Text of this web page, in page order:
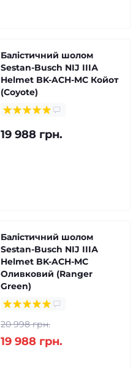
Балістичний шолом
Sestan-Busch NIJ IIIА
Helmet BK-ACH-MC Койот
(Coyote)
19 988 грн.
Балістичний шолом
Sestan-Busch NIJ IIIА
Helmet BK-ACH-MC
Оливковий (Ranger
Green)
20 998 грн.
19 988 грн.